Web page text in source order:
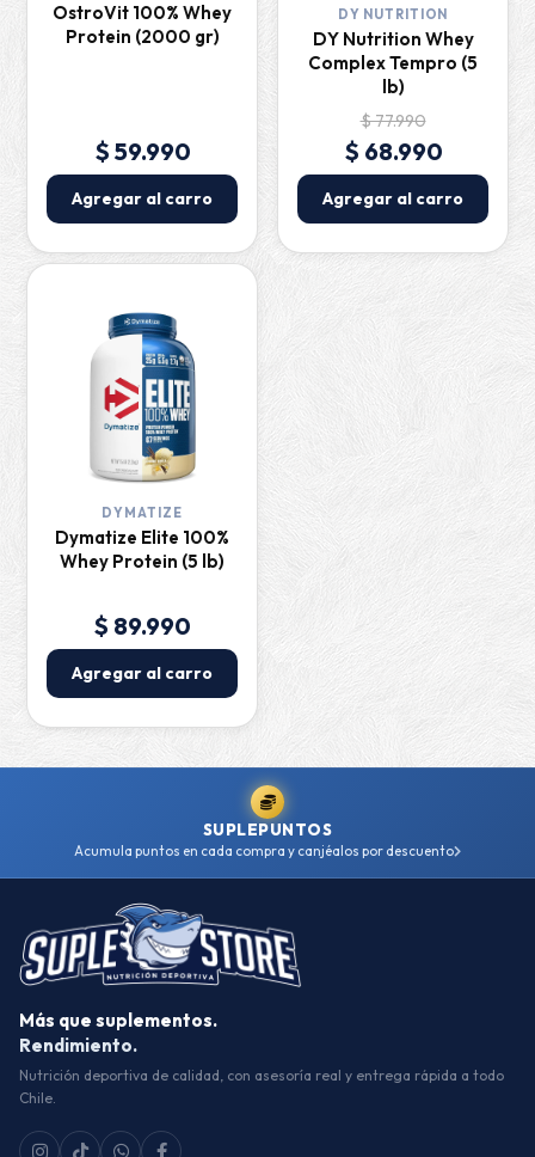
OstroVit 100% Whey
Protein (2000 gr)
$ 59.990
Agregar al carro
DY NUTRITION
DY Nutrition Whey
Complex Tempro (5
lb)
$ 77.990
$ 68.990
Agregar al carro
DYMATIZE
Dymatize Elite 100%
Whey Protein (5 lb)
$ 89.990
Agregar al carro
SUPLEPUNTOS
Acumula puntos en cada compra y canjéalos por descuento
Más que suplementos.
Rendimiento.
Nutrición deportiva de calidad, con asesoría real y entrega rápida a todo
Chile.